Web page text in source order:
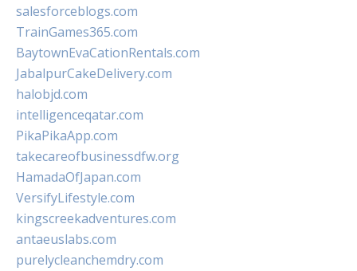
salesforceblogs.com
TrainGames365.com
BaytownEvaCationRentals.com
JabalpurCakeDelivery.com
halobjd.com
intelligenceqatar.com
PikaPikaApp.com
takecareofbusinessdfw.org
HamadaOfJapan.com
VersifyLifestyle.com
kingscreekadventures.com
antaeuslabs.com
purelycleanchemdry.com